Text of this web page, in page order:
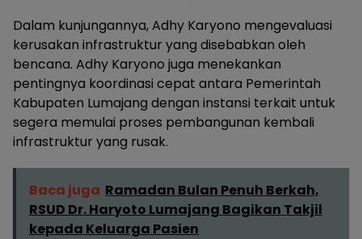
Dalam kunjungannya, Adhy Karyono mengevaluasi
kerusakan infrastruktur yang disebabkan oleh
bencana. Adhy Karyono juga menekankan
pentingnya koordinasi cepat antara Pemerintah
Kabupaten Lumajang dengan instansi terkait untuk
segera memulai proses pembangunan kembali
infrastruktur yang rusak.
Baca juga Ramadan Bulan Penuh Berkah,
RSUD Dr. Haryoto Lumajang Bagikan Takjil
kepada Keluarga Pasien